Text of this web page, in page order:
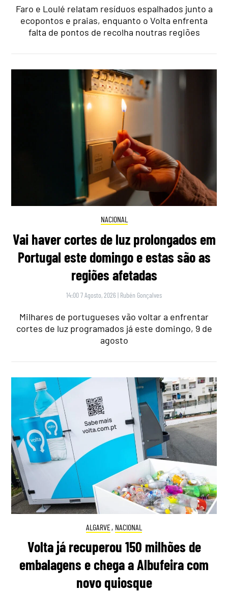
Faro e Loulé relatam resíduos espalhados junto a
ecopontos e praias, enquanto o Volta enfrenta
falta de pontos de recolha noutras regiões
NACIONAL
Vai haver cortes de luz prolongados em
Portugal este domingo e estas são as
regiões afetadas
14:00 7 Agosto, 2026 | Rubén Gonçalves
Milhares de portugueses vão voltar a enfrentar
cortes de luz programados já este domingo, 9 de
agosto
ALGARVE, NACIONAL
Volta já recuperou 150 milhões de
embalagens e chega a Albufeira com
novo quiosque